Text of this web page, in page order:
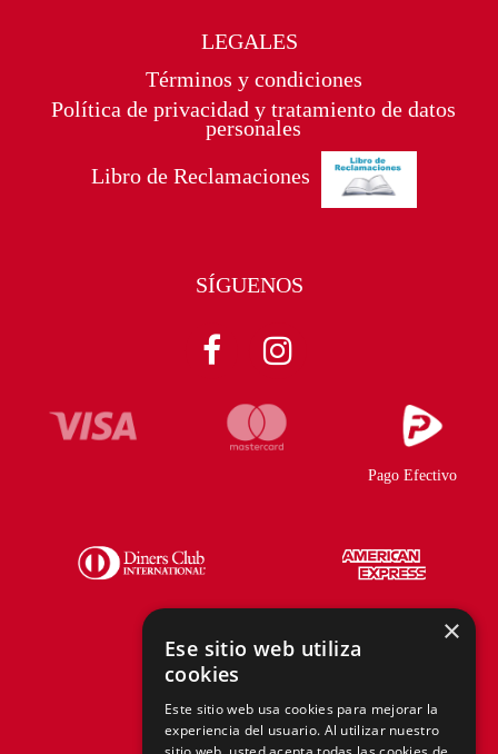
LEGALES
Términos y condiciones
Política de privacidad y tratamiento de datos
personales
Libro de Reclamaciones
SÍGUENOS
Pago Efectivo
hola@tiendasadams.com.pe
×
Ese sitio web utiliza
cookies
Este sitio web usa cookies para mejorar la
experiencia del usuario. Al utilizar nuestro